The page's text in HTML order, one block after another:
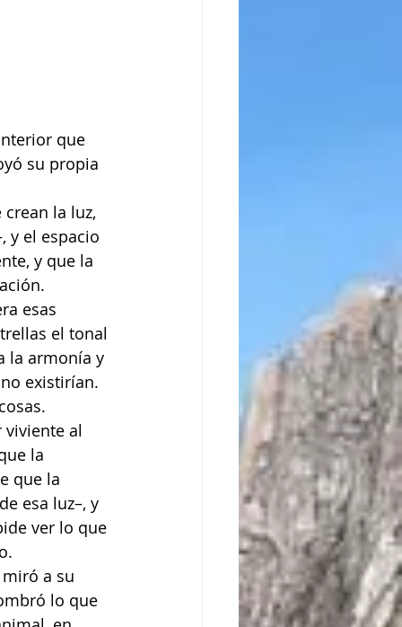
que
su propia
la luz,
y el espacio
y que la
esas
el tonal
la armonía y
existirían.
al
la
que la
esa luz–, y
ver lo que
a su
lo que